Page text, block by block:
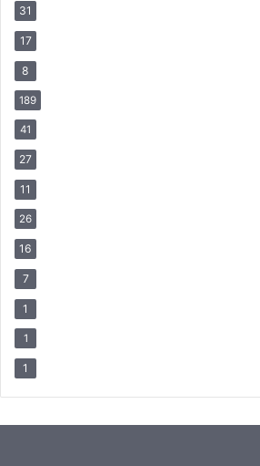
31
17
8
189
41
27
11
26
16
7
1
1
1